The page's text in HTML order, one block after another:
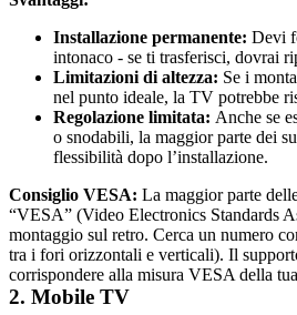
Installazione permanente: Devi
intonaco - se ti trasferisci, dovrai
Limitazioni di altezza: Se i
nel punto ideale, la TV potrebbe
Regolazione limitata: Anche se
o snodabili, la maggior parte dei
flessibilità dopo l’installazione.
Consiglio VESA: La maggior parte
“VESA” (Video Electronics Standards
montaggio sul retro. Cerca un numero
tra i fori orizzontali e verticali). Il
corrispondere alla misura VESA della
2. Mobile TV